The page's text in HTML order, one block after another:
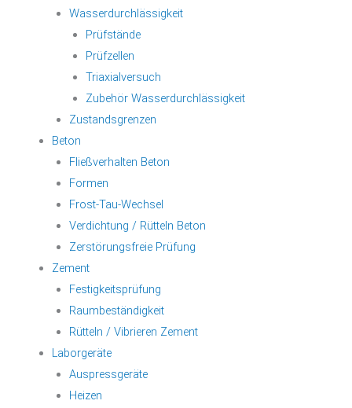
Wasserdurchlässigkeit
Prüfstände
Prüfzellen
Triaxialversuch
Zubehör Wasserdurchlässigkeit
Zustandsgrenzen
Beton
Fließverhalten Beton
Formen
Frost-Tau-Wechsel
Verdichtung / Rütteln Beton
Zerstörungsfreie Prüfung
Zement
Festigkeitsprüfung
Raumbeständigkeit
Rütteln / Vibrieren Zement
Laborgeräte
Auspressgeräte
Heizen